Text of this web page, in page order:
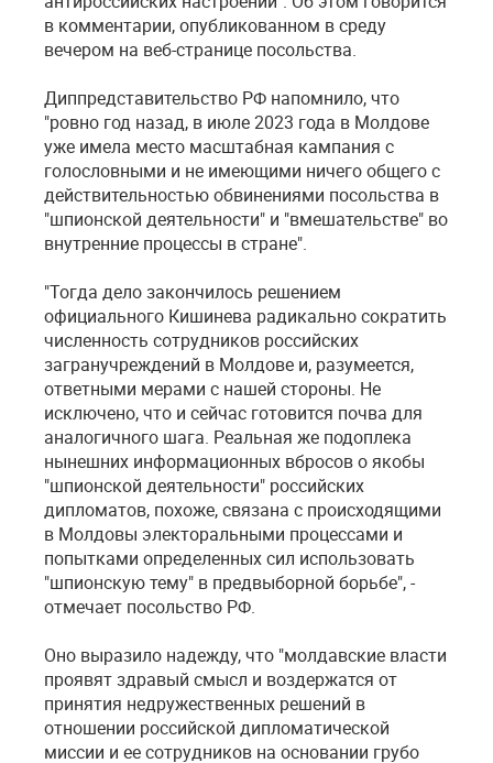
в комментарии, опубликованном в среду
вечером на веб-странице посольства.
Диппредставительство РФ напомнило, что
"ровно год назад, в июле 2023 года в Молдове
уже имела место масштабная кампания с
голословными и не имеющими ничего общего с
действительностью обвинениями посольства в
"шпионской деятельности" и "вмешательстве" во
внутренние процессы в стране".
"Тогда дело закончилось решением
официального Кишинева радикально сократить
численность сотрудников российских
загранучреждений в Молдове и, разумеется,
ответными мерами с нашей стороны. Не
исключено, что и сейчас готовится почва для
аналогичного шага. Реальная же подоплека
нынешних информационных вбросов о якобы
"шпионской деятельности" российских
дипломатов, похоже, связана с происходящими
в Молдовы электоральными процессами и
попытками определенных сил использовать
"шпионскую тему" в предвыборной борьбе", -
отмечает посольство РФ.
Оно выразило надежду, что "молдавские власти
проявят здравый смысл и воздержатся от
принятия недружественных решений в
отношении российской дипломатической
миссии и ее сотрудников на основании грубо